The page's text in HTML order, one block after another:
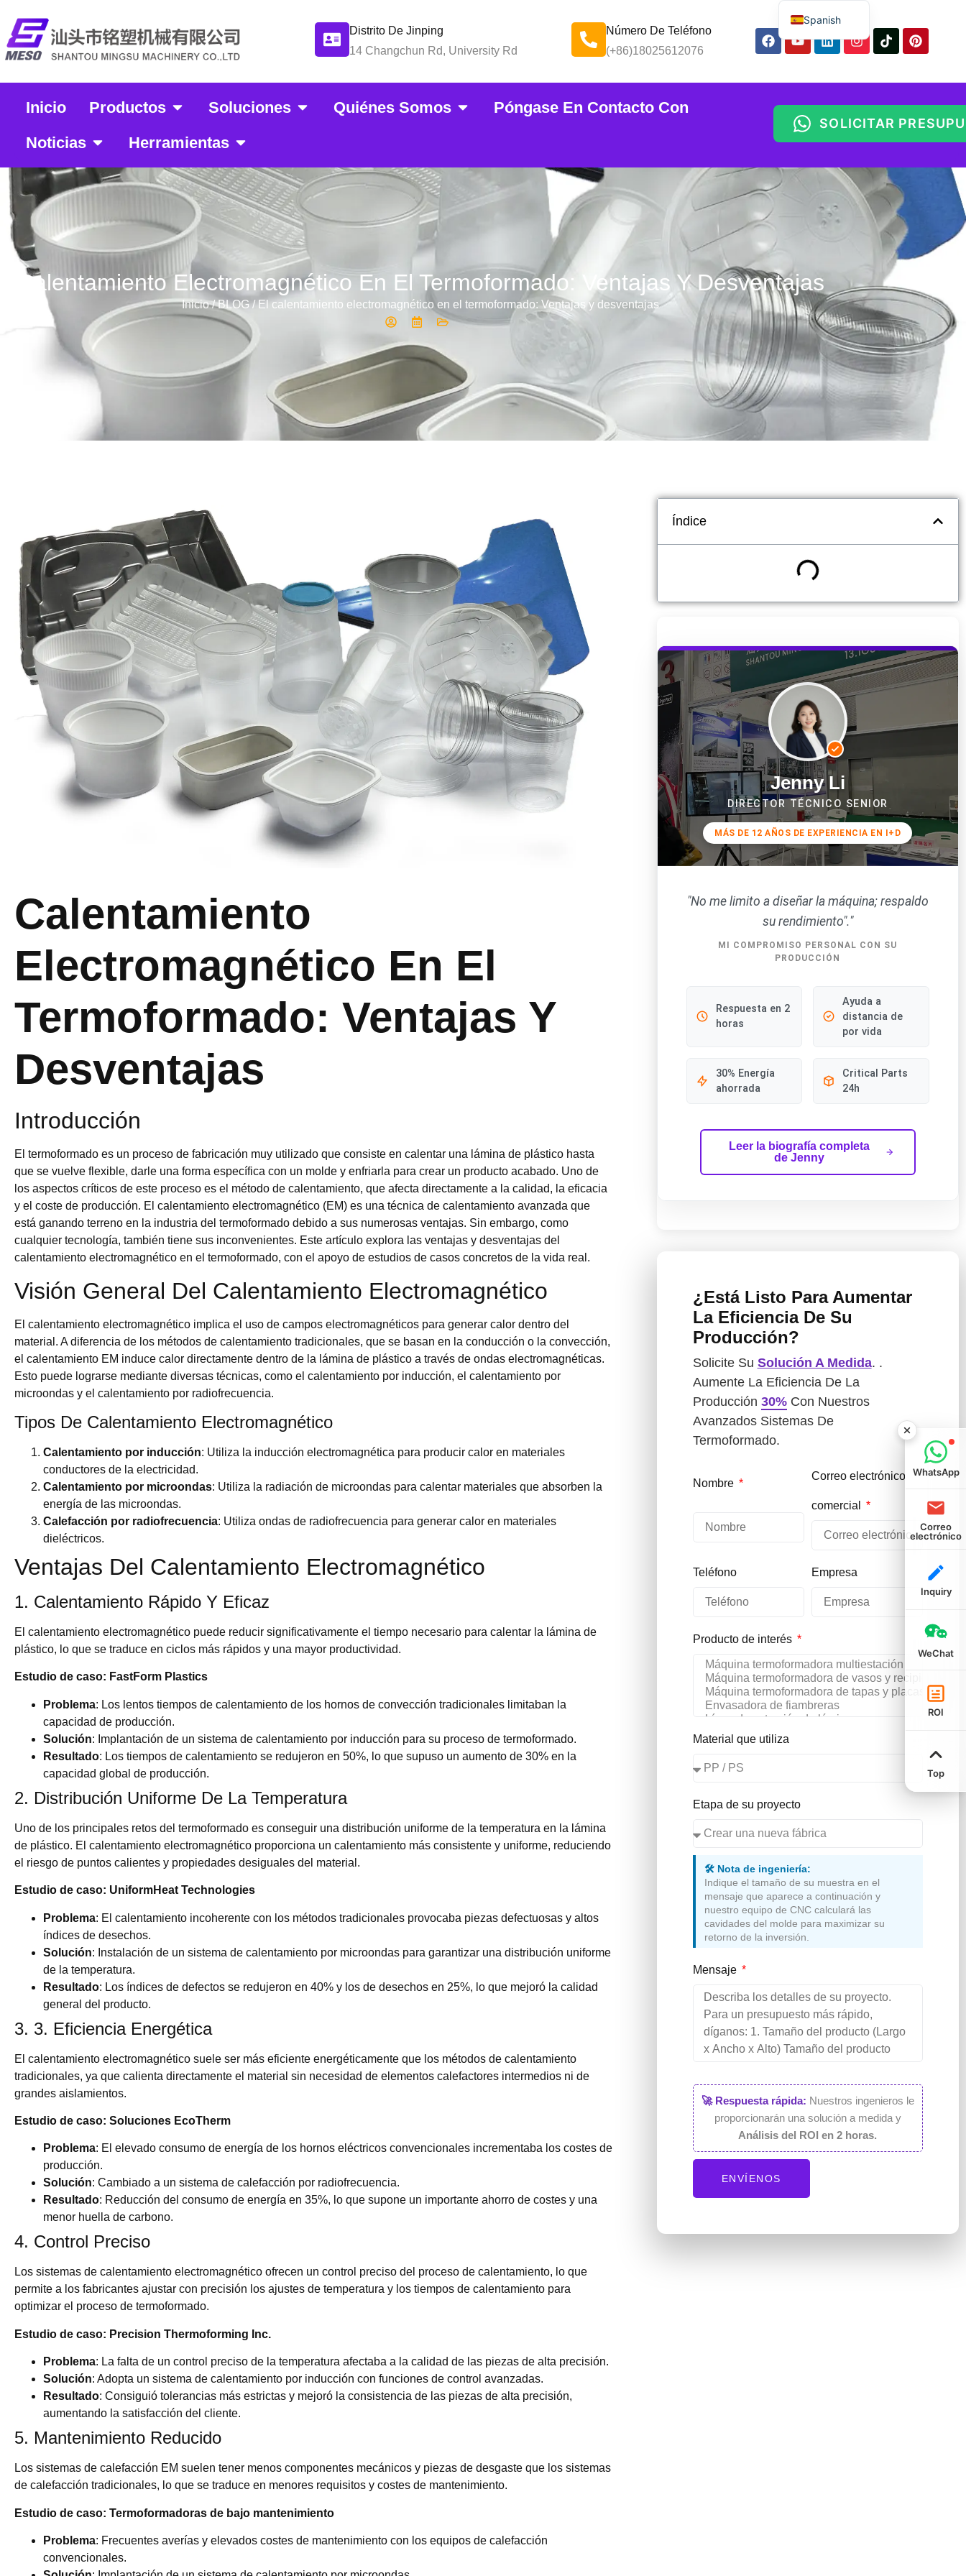
Distrito De Jinping
14 Changchun Rd, University Rd
Número De Teléfono
(+86)18025612076
Inicio Productos Soluciones Quiénes Somos
Póngase En Contacto Con
Noticias
Herramientas
SOLICITAR
Calentamiento Electromagnético En El Termoformado: Ventajas Y Desventajas
Inicio/BLOG/ El calentamiento electromagnético en el termoformado: Ventajas y desventajas
Calentamiento
Electromagnético En El
Termoformado: Ventajas Y
Desventajas
Introducción
El termoformado es un proceso de fabricación muy utilizado que consiste en calentar una lámina de plástico hasta
que se vuelve flexible, darle una forma específica con un molde y enfriarla para crear un producto acabado. Uno de
los aspectos críticos de este proceso es el método de calentamiento, que afecta directamente a la calidad, la eficacia
y el coste de producción. El calentamiento electromagnético (EM) es una técnica de calentamiento avanzada que
está ganando terreno en la industria del termoformado debido a sus numerosas ventajas. Sin embargo, como
cualquier tecnología, también tiene sus inconvenientes. Este artículo explora las ventajas y desventajas del
calentamiento electromagnético en el termoformado, con el apoyo de estudios de casos concretos de la vida real.
Visión General Del Calentamiento Electromagnético
El calentamiento electromagnético implica el uso de campos electromagnéticos para generar calor dentro del
material. A diferencia de los métodos de calentamiento tradicionales, que se basan en la conducción o la convección,
el calentamiento EM induce calor directamente dentro de la lámina de plástico a través de ondas electromagnéticas.
Esto puede lograrse mediante diversas técnicas, como el calentamiento por inducción, el calentamiento por
microondas y el calentamiento por radiofrecuencia.
Tipos De Calentamiento Electromagnético
Calentamiento por inducción: Utiliza la inducción electromagnética para producir calor en materiales
conductores de la electricidad.
Calentamiento por microondas: Utiliza la radiación de microondas para calentar materiales que absorben la
energía de las microondas.
Calefacción por radiofrecuencia: Utiliza ondas de radiofrecuencia para generar calor en materiales
dieléctricos.
Ventajas Del Calentamiento Electromagnético
1. Calentamiento Rápido Y Eficaz
El calentamiento electromagnético puede reducir significativamente el tiempo necesario para calentar la lámina de
plástico, lo que se traduce en ciclos más rápidos y una mayor productividad.
Estudio de caso: FastForm Plastics
Problema: Los lentos tiempos de calentamiento de los hornos de convección tradicionales limitaban la
capacidad de producción.
Solución: Implantación de un sistema de calentamiento por inducción para su proceso de termoformado.
Resultado: Los tiempos de calentamiento se redujeron en 50%, lo que supuso un aumento de 30% en la
capacidad global de producción.
2. Distribución Uniforme De La Temperatura
Uno de los principales retos del termoformado es conseguir una distribución uniforme de la temperatura en la lámina
de plástico. El calentamiento electromagnético proporciona un calentamiento más consistente y uniforme, reduciendo
el riesgo de puntos calientes y propiedades desiguales del material.
Estudio de caso: UniformHeat Technologies
Problema: El calentamiento incoherente con los métodos tradicionales provocaba piezas defectuosas y altos
índices de desechos.
Solución: Instalación de un sistema de calentamiento por microondas para garantizar una distribución uniforme
de la temperatura.
Resultado: Los índices de defectos se redujeron en 40% y los de desechos en 25%, lo que mejoró la calidad
general del producto.
3. 3. Eficiencia Energética
El calentamiento electromagnético suele ser más eficiente energéticamente que los métodos de calentamiento
tradicionales, ya que calienta directamente el material sin necesidad de elementos calefactores intermedios ni de
grandes aislamientos.
Estudio de caso: Soluciones EcoTherm
Problema: El elevado consumo de energía de los hornos eléctricos convencionales incrementaba los costes de
producción.
Solución: Cambiado a un sistema de calefacción por radiofrecuencia.
Resultado: Reducción del consumo de energía en 35%, lo que supone un importante ahorro de costes y una
menor huella de carbono.
4. Control Preciso
Los sistemas de calentamiento electromagnético ofrecen un control preciso del proceso de calentamiento, lo que
permite a los fabricantes ajustar con precisión los ajustes de temperatura y los tiempos de calentamiento para
optimizar el proceso de termoformado.
Estudio de caso: Precision Thermoforming Inc.
Problema: La falta de un control preciso de la temperatura afectaba a la calidad de las piezas de alta precisión.
Solución: Adopta un sistema de calentamiento por inducción con funciones de control avanzadas.
Resultado: Consiguió tolerancias más estrictas y mejoró la consistencia de las piezas de alta precisión,
aumentando la satisfacción del cliente.
5. Mantenimiento Reducido
Los sistemas de calefacción EM suelen tener menos componentes mecánicos y piezas de desgaste que los sistemas
de calefacción tradicionales, lo que se traduce en menores requisitos y costes de mantenimiento.
Estudio de caso: Termoformadoras de bajo mantenimiento
Problema: Frecuentes averías y elevados costes de mantenimiento con los equipos de calefacción
convencionales.
Índice
Jenny Li
DIRECTOR TÉCNICO SENIOR
MÁS DE 12 AÑOS DE EXPERIENCIA EN I+D
"No me limito a diseñar la máquina; respaldo
su rendimiento"."
MI COMPROMISO PERSONAL CON SU
PRODUCCIÓN
Respuesta en 2
horas
Ayuda a
distancia de
por vida
30% Energía
ahorrada
Critical Parts
24h
Leer la biografía completa
de Jenny
¿Está Listo Para Aumentar
La Eficiencia De Su
Producción?
Solicite Su Solución A Medida. .
Aumente La Eficiencia De La
Producción 30%Con Nuestros
Avanzados Sistemas De
Termoformado.
Nombre
Correo electrónico
comercial
Teléfono Empresa
Producto de interés
Material que utiliza
Etapa de su proyecto
🛠️ Nota de ingeniería:
Indique el tamaño de su muestra en el
mensaje que aparece a continuación y
nuestro equipo de CNC calculará las
cavidades del molde para maximizar su
retorno de la inversión.
Mensaje
🚀 Respuesta rápida: Nuestros ingenieros le
proporcionarán una solución a medida y
Análisis del ROI en 2 horas.
ENVÍENOS
WhatsApp
Correo
electrónico
Inquiry
WeChat
ROI
Top
Spanish
English
Portuguese
Chinese